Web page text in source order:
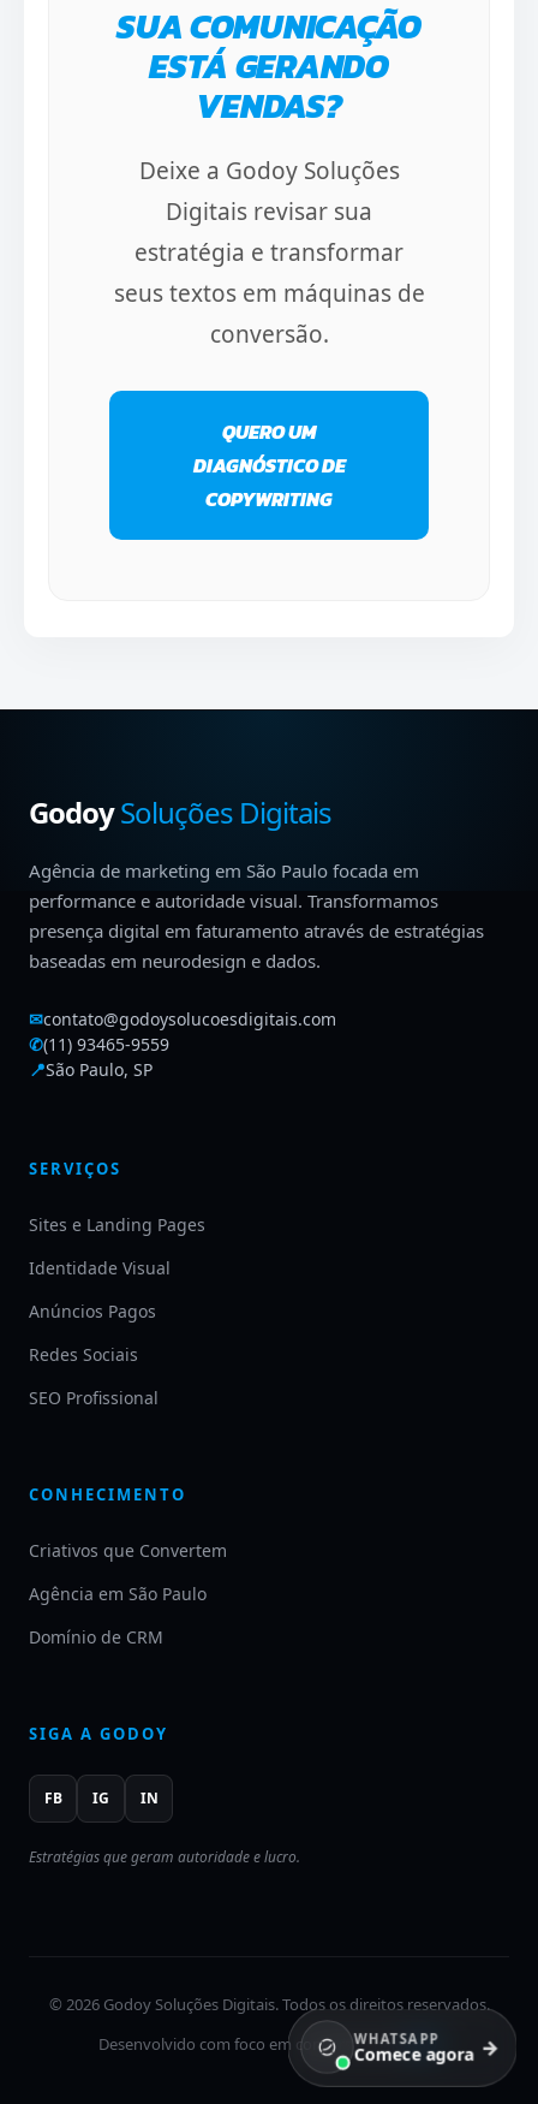
SUA COMUNICAÇÃO
ESTÁ GERANDO
VENDAS?
Deixe a Godoy Soluções
Digitais revisar sua
estratégia e transformar
seus textos em máquinas de
conversão.
QUERO UM
DIAGNÓSTICO DE
COPYWRITING
WHATSAPP
Comece agora →
GodoySoluções Digitais
Agência de marketing em São Paulo focada em
performance e autoridade visual. Transformamos
presença digital em faturamento através de estratégias
baseadas em neurodesign e dados.
✉contato@godoysolucoesdigitais.com
✆(11) 93465-9559
📍São Paulo, SP
SERVIÇOS
Sites e Landing Pages
Identidade Visual
Anúncios Pagos
Redes Sociais
SEO Profissional
CONHECIMENTO
Criativos que Convertem
Agência em São Paulo
Domínio de CRM
SIGA A GODOY
FB IG IN
Estratégias que geram autoridade e lucro.
© 2026 Godoy Soluções Digitais. Todos os direitos reservados.
Desenvolvido com foco em conversão pelaGSD.